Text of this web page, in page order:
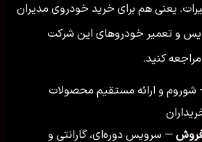
یعنی هم برای خرید خودروی مدیران
و تعمیر خودروهای این شرکت
کنید.
شوروم و ارائه مستقیم محصولات
— سرویس دوره‌ای، گارانتی و